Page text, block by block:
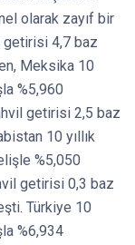
olarak zayıf bir
getirisi 4,7 baz
Meksika 10
%5,960
getirisi 2,5 baz
10 yıllık
%5,050
getirisi 0,3 baz
Türkiye 10
%6,934